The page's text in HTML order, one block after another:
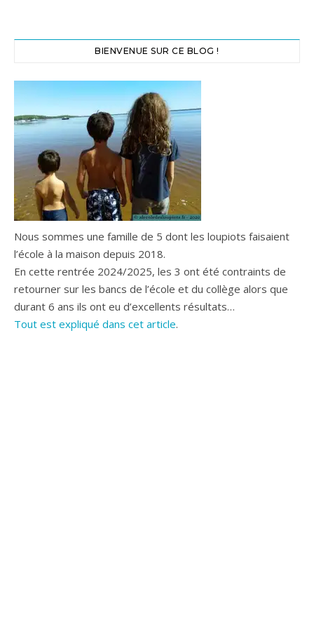
BIENVENUE SUR CE BLOG !
Nous sommes une famille de 5 dont les loupiots faisaient
l’école à la maison depuis 2018.
En cette rentrée 2024/2025, les 3 ont été contraints de
retourner sur les bancs de l’école et du collège alors que
durant 6 ans ils ont eu d’excellents résultats…
Tout est expliqué dans cet article.